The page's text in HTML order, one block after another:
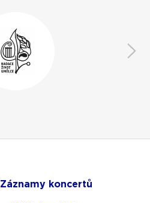
Záznamy koncertů